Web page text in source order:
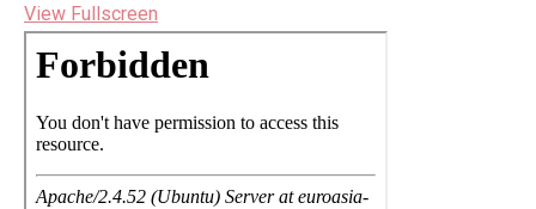
View Fullscreen
Перейти
содержимому
PDF